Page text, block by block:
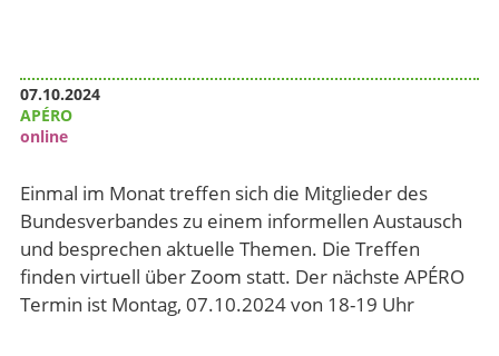
07.10.2024
APÉRO
online
Einmal im Monat treffen sich die Mitglieder des
Bundesverbandes zu einem informellen Austausch
und besprechen aktuelle Themen. Die Treffen
finden virtuell über Zoom statt. Der nächste APÉRO
Termin ist Montag, 07.10.2024 von 18-19 Uhr